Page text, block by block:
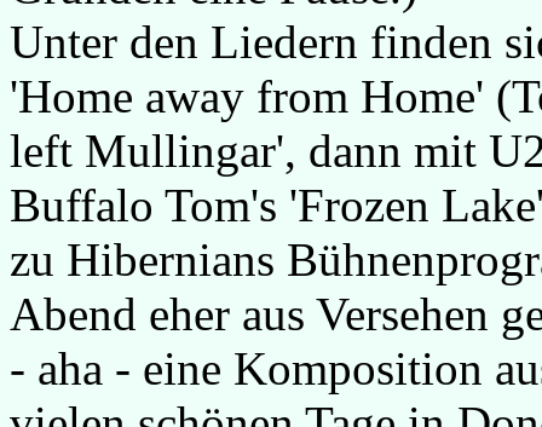
Unter den Liedern finden
'Home away from Home'
left Mullingar', dann mit
Buffalo Tom's 'Frozen
zu Hibernians
Abend eher aus Versehen
- aha - eine Komposition